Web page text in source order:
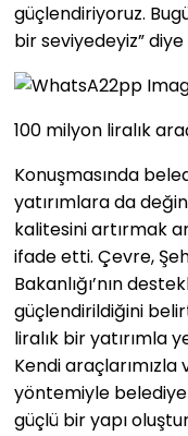
güçlendiriyoruz.
bir seviyedeyiz”
100 milyon liralık
Konuşmasında
yatırımlara da
kalitesini artırmak
ifade etti. Çevre,
Bakanlığı’nın
güçlendirildiğini
liralık bir yatırımla
Kendi
yöntemiyle
güçlü bir yapı